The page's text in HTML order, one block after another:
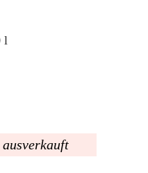
l
ausverkauft